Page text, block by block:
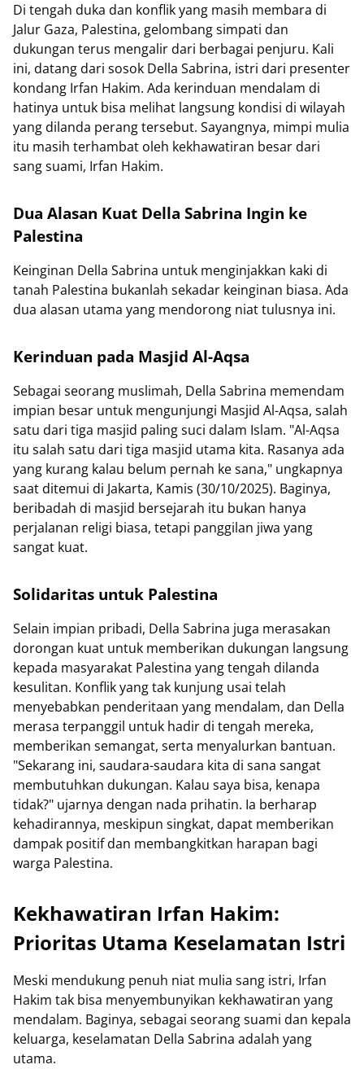
Di tengah duka dan konflik yang masih membara di
Jalur Gaza, Palestina, gelombang simpati dan
dukungan terus mengalir dari berbagai penjuru. Kali
ini, datang dari sosok Della Sabrina, istri dari presenter
kondang Irfan Hakim. Ada kerinduan mendalam di
hatinya untuk bisa melihat langsung kondisi di wilayah
yang dilanda perang tersebut. Sayangnya, mimpi mulia
itu masih terhambat oleh kekhawatiran besar dari
sang suami, Irfan Hakim.
Dua Alasan Kuat Della Sabrina Ingin ke
Palestina
Keinginan Della Sabrina untuk menginjakkan kaki di
tanah Palestina bukanlah sekadar keinginan biasa. Ada
dua alasan utama yang mendorong niat tulusnya ini.
Kerinduan pada Masjid Al-Aqsa
Sebagai seorang muslimah, Della Sabrina memendam
impian besar untuk mengunjungi Masjid Al-Aqsa, salah
satu dari tiga masjid paling suci dalam Islam. "Al-Aqsa
itu salah satu dari tiga masjid utama kita. Rasanya ada
yang kurang kalau belum pernah ke sana," ungkapnya
saat ditemui di Jakarta, Kamis (30/10/2025). Baginya,
beribadah di masjid bersejarah itu bukan hanya
perjalanan religi biasa, tetapi panggilan jiwa yang
sangat kuat.
Solidaritas untuk Palestina
Selain impian pribadi, Della Sabrina juga merasakan
dorongan kuat untuk memberikan dukungan langsung
kepada masyarakat Palestina yang tengah dilanda
kesulitan. Konflik yang tak kunjung usai telah
menyebabkan penderitaan yang mendalam, dan Della
merasa terpanggil untuk hadir di tengah mereka,
memberikan semangat, serta menyalurkan bantuan.
"Sekarang ini, saudara-saudara kita di sana sangat
membutuhkan dukungan. Kalau saya bisa, kenapa
tidak?" ujarnya dengan nada prihatin. Ia berharap
kehadirannya, meskipun singkat, dapat memberikan
dampak positif dan membangkitkan harapan bagi
warga Palestina.
Kekhawatiran Irfan Hakim:
Prioritas Utama Keselamatan Istri
Meski mendukung penuh niat mulia sang istri, Irfan
Hakim tak bisa menyembunyikan kekhawatiran yang
mendalam. Baginya, sebagai seorang suami dan kepala
keluarga, keselamatan Della Sabrina adalah yang
utama.